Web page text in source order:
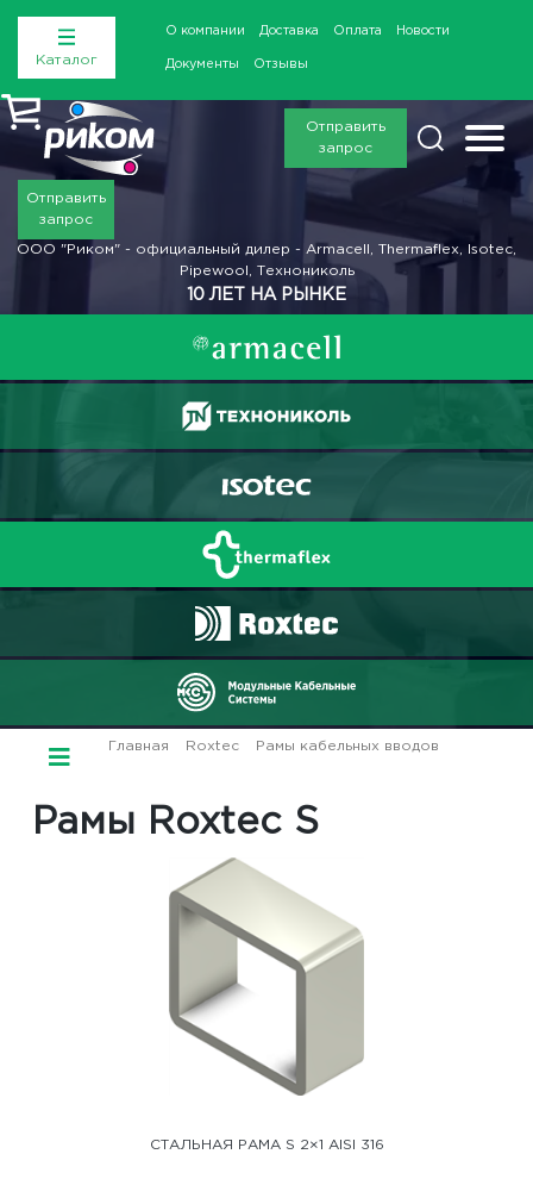
Каталог
О компании Доставка Оплата Новости
Документы Отзывы
Отправить
запрос
Отправить
запрос
ООО "Риком" - официальный дилер - Armacell, Thermaflex, Isotec,
Pipewool, Технониколь
10 ЛЕТ НА РЫНКЕ
Главная Roxtec/ Рамы кабельных вводов
Рамы Roxtec S
СТАЛЬНАЯ РАМА S 2×1 AISI 316